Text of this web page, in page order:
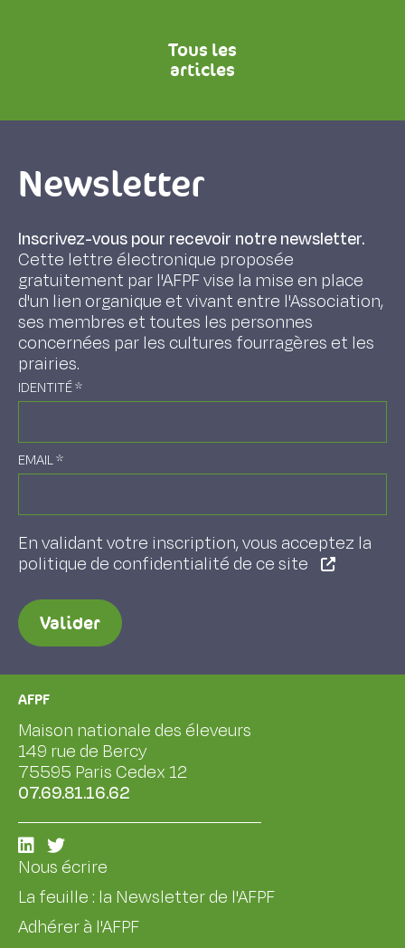
Tous les
articles
Newsletter
Inscrivez-vous pour recevoir notre newsletter.
Cette lettre électronique proposée
gratuitement par l'AFPF vise la mise en place
d'un lien organique et vivant entre l'Association,
ses membres et toutes les personnes
concernées par les cultures fourragères et les
prairies.
IDENTITÉ*
EMAIL*
En validant votre inscription, vous acceptez la
politique de confidentialité de ce site
Valider
AFPF
Maison nationale des éleveurs
149 rue de Bercy
75595 Paris Cedex 12
07.69.81.16.62
Nous écrire
La feuille : la Newsletter de l'AFPF
Adhérer à l'AFPF